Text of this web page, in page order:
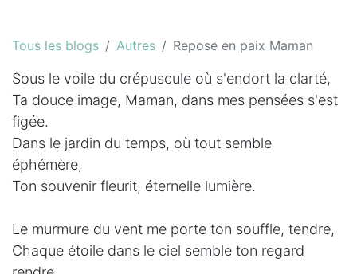
Tous les blogs Autres Repose en paix Maman
Sous le voile du crépuscule où s'endort la clarté,
Ta douce image, Maman, dans mes pensées s'est
figée.
Dans le jardin du temps, où tout semble
éphémère,
Ton souvenir fleurit, éternelle lumière.
Le murmure du vent me porte ton souffle, tendre,
Chaque étoile dans le ciel semble ton regard